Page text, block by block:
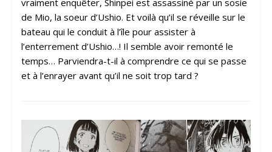
vraiment enquêter, Shinpei est assassiné par un sosie
de Mio, la soeur d’Ushio. Et voilà qu’il se réveille sur le
bateau qui le conduit à l’île pour assister à
l’enterrement d’Ushio…! Il semble avoir remonté le
temps… Parviendra-t-il à comprendre ce qui se passe
et à l’enrayer avant qu’il ne soit trop tard ?